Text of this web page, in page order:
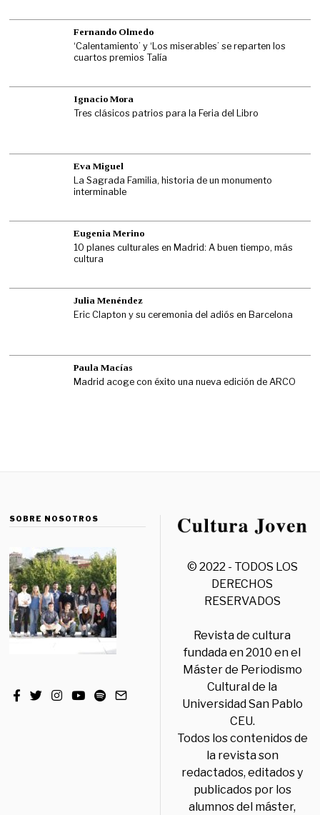
Fernando Olmedo
‘Calentamiento’ y ‘Los miserables’ se reparten los
cuartos premios Talía
Ignacio Mora
Tres clásicos patrios para la Feria del Libro
Eva Miguel
La Sagrada Familia, historia de un monumento
interminable
Eugenia Merino
10 planes culturales en Madrid: A buen tiempo, más
cultura
Julia Menéndez
Eric Clapton y su ceremonia del adiós en Barcelona
Paula Macías
Madrid acoge con éxito una nueva edición de ARCO
SOBRE NOSOTROS
© 2022 - TODOS LOS
DERECHOS
RESERVADOS
Revista de cultura
fundada en 2010 en el
Máster de Periodismo
Cultural de la
Universidad San Pablo
CEU.
Todos los contenidos de
la revista son
redactados, editados y
publicados por los
alumnos del máster,